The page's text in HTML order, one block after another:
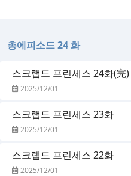
총에피소드 24 화
스크랩드 프린세스 24화(完)
2025/12/01
스크랩드 프린세스 23화
2025/12/01
스크랩드 프린세스 22화
2025/12/01